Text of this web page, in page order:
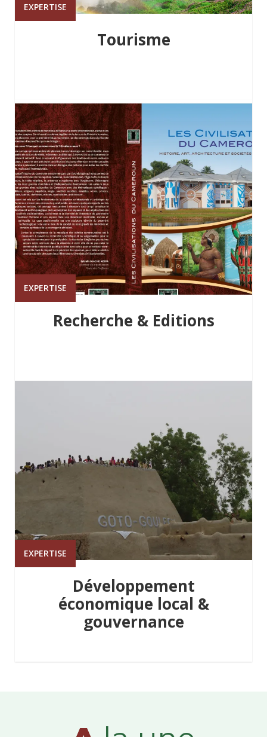
EXPERTISE
Tourisme
EXPERTISE
Recherche & Editions
EXPERTISE
Développement
économique local &
gouvernance